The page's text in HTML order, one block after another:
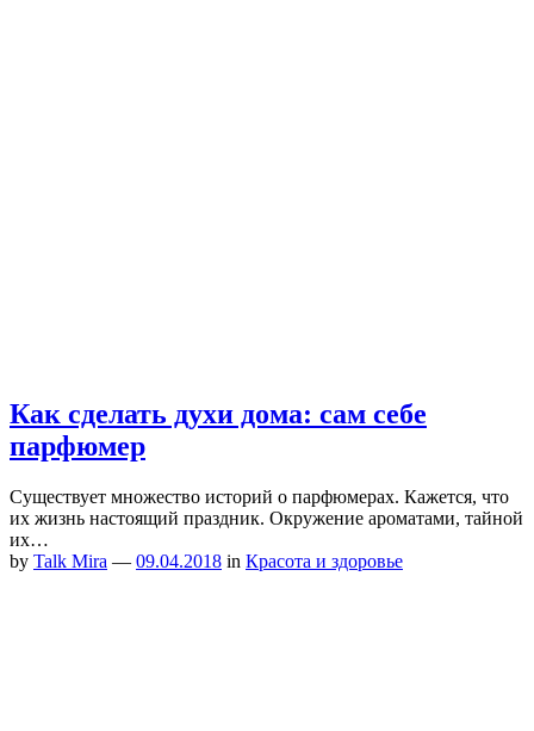
Как сделать духи дома: сам себе
парфюмер
Существует множество историй о парфюмерах. Кажется, что
их жизнь настоящий праздник. Окружение ароматами, тайной
их…
by Talk Mira — 09.04.2018 in Красота и здоровье